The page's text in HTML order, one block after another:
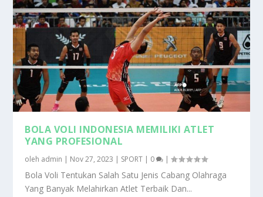
BOLA VOLI INDONESIA MEMILIKI ATLET
YANG PROFESIONAL
oleh admin | Nov 27, 2023 | SPORT | 0 |
Bola Voli Tentukan Salah Satu Jenis Cabang Olahraga
Yang Banyak Melahirkan Atlet Terbaik Dan...